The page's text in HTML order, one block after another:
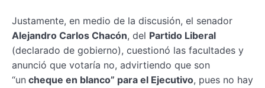
Justamente, en medio de la discusión, el senador
Alejandro Carlos Chacón, del Partido Liberal
(declarado de gobierno), cuestionó las facultades y
anunció que votaría no, advirtiendo que son
“un cheque en blanco” para el Ejecutivo, pues no hay